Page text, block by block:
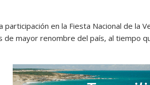
en la Fiesta Nacional de la
de mayor renombre del país, al tiempo